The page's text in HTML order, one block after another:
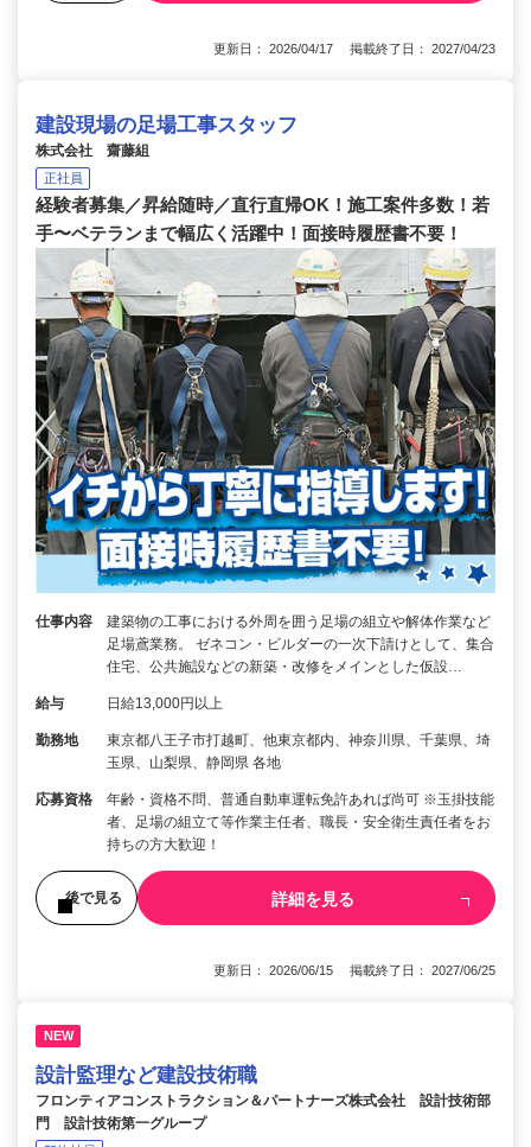
更新日： 2026/04/17 掲載終了日： 2027/04/23
建設現場の足場工事スタッフ
株式会社 齋藤組
正社員
経験者募集／昇給随時／直行直帰OK！施工案件多数！若
手〜ベテランまで幅広く活躍中！面接時履歴書不要！
仕事内容
建築物の工事における外周を囲う足場の組立や解体作業など
足場鳶業務。 ゼネコン・ビルダーの一次下請けとして、集合
住宅、公共施設などの新築・改修をメインとした仮設…
給与 日給13,000円以上
勤務地
東京都八王子市打越町、他東京都内、神奈川県、千葉県、埼
玉県、山梨県、静岡県 各地
応募資格
年齢・資格不問、普通自動車運転免許あれば尚可 ※玉掛技能
者、足場の組立て等作業主任者、職長・安全衛生責任者をお
持ちの方大歓迎！
後で見る 詳細を見る
更新日： 2026/06/15 掲載終了日： 2027/06/25
NEW
設計監理など建設技術職
フロンティアコンストラクション＆パートナーズ株式会社 設計技術部
門 設計技術第一グループ